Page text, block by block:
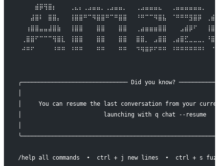
╭─────────────────────────────── Did you know?
│     You can resume the last conversation from your
│                        launching with q chat --
/help all commands  •  ctrl + j new lines  •  ctrl + s